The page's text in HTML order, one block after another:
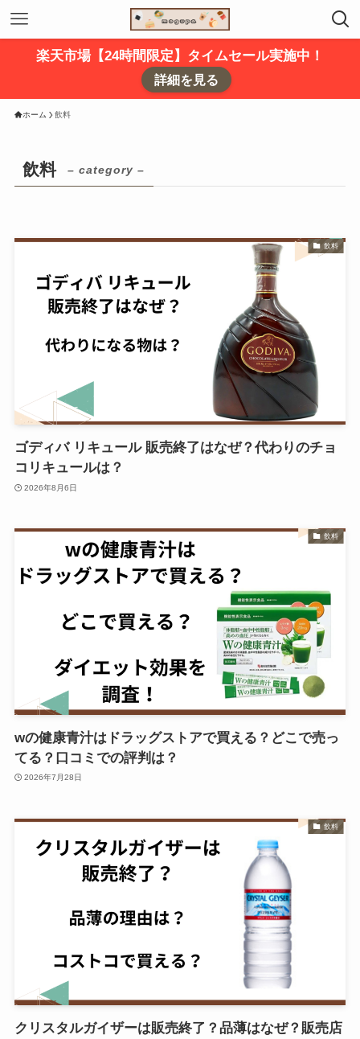
楽天市場【24時間限定】タイムセール実施中！
詳細を見る
ホーム 飲料
飲料 – category –
飲料
ゴディバ リキュール 販売終了はなぜ？代わりのチョ
コリキュールは？
2026年8月6日
飲料
wの健康青汁はドラッグストアで買える？どこで売っ
てる？口コミでの評判は？
2026年7月28日
飲料
クリスタルガイザーは販売終了？品薄はなぜ？販売店